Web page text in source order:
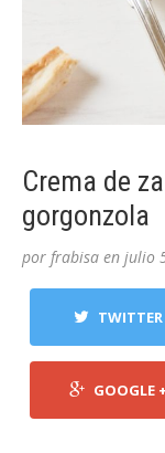
Crema de
gorgonzola
por frabisa en julio
TWITTER
GOOGLE +